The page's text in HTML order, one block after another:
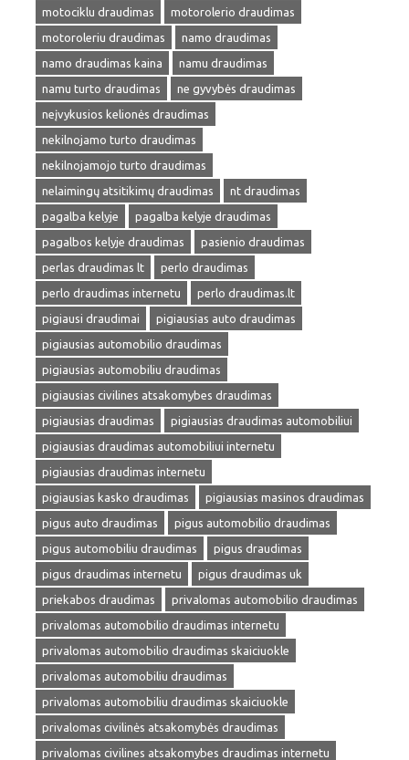
motociklu draudimas
motorolerio draudimas
motoroleriu draudimas
namo draudimas
namo draudimas kaina
namu draudimas
namu turto draudimas
ne gyvybės draudimas
neįvykusios kelionės draudimas
nekilnojamo turto draudimas
nekilnojamojo turto draudimas
nelaimingų atsitikimų draudimas
nt draudimas
pagalba kelyje
pagalba kelyje draudimas
pagalbos kelyje draudimas
pasienio draudimas
perlas draudimas lt
perlo draudimas
perlo draudimas internetu
perlo draudimas.lt
pigiausi draudimai
pigiausias auto draudimas
pigiausias automobilio draudimas
pigiausias automobiliu draudimas
pigiausias civilines atsakomybes draudimas
pigiausias draudimas
pigiausias draudimas automobiliui
pigiausias draudimas automobiliui internetu
pigiausias draudimas internetu
pigiausias kasko draudimas
pigiausias masinos draudimas
pigus auto draudimas
pigus automobilio draudimas
pigus automobiliu draudimas
pigus draudimas
pigus draudimas internetu
pigus draudimas uk
priekabos draudimas
privalomas automobilio draudimas
privalomas automobilio draudimas internetu
privalomas automobilio draudimas skaiciuokle
privalomas automobiliu draudimas
privalomas automobiliu draudimas skaiciuokle
privalomas civilinės atsakomybės draudimas
privalomas civilines atsakomybes draudimas internetu